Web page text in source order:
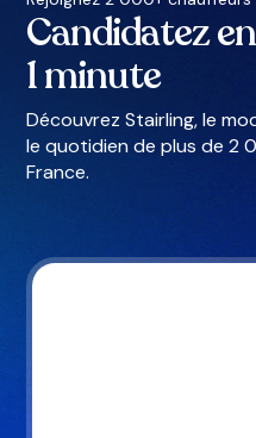
Candidatez en
1 minute
Découvrez Stairling, le
le quotidien de plus de 2
France.